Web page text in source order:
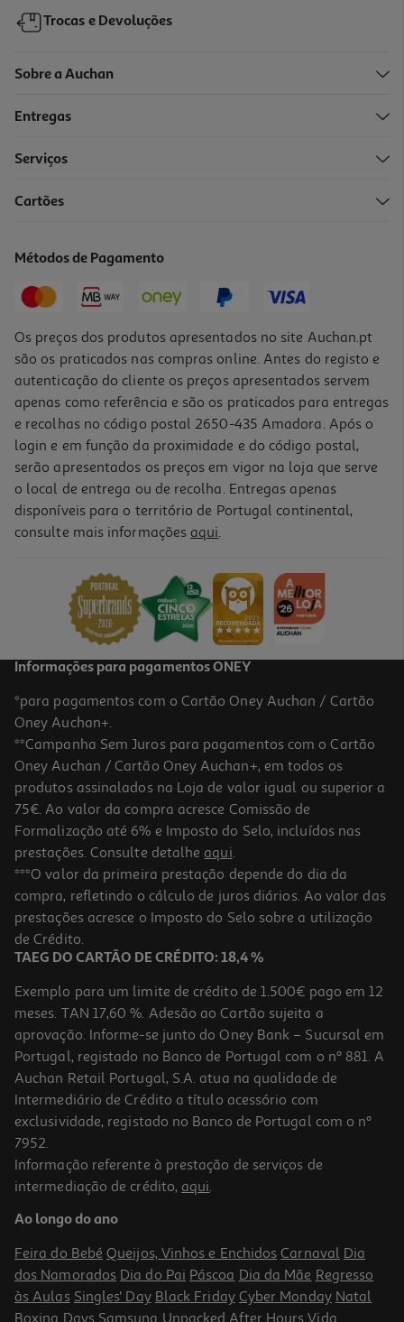
Camara Aventura Akaso Brave 4 Pro Sk 4k
139,99 €
Camara Aventura Akaso Brave 8 4k
289.99 €/un
289,99 €
Câmara Aventura Midland H5 Pro Preta 4k
142.99 €/un
142,99 €
Trocas e Devoluções
Sobre a Auchan
Entregas
Serviços
Cartões
Métodos de Pagamento
Os preços dos produtos apresentados no site Auchan.pt
são os praticados nas compras online. Antes do registo e
autenticação do cliente os preços apresentados servem
apenas como referência e são os praticados para entregas
e recolhas no código postal 2650-435 Amadora. Após o
login e em função da proximidade e do código postal,
serão apresentados os preços em vigor na loja que serve
o local de entrega ou de recolha. Entregas apenas
disponíveis para o território de Portugal continental,
consulte mais informações aqui.
Informações para pagamentos ONEY
*para pagamentos com o Cartão Oney Auchan / Cartão
Oney Auchan+.
**Campanha Sem Juros para pagamentos com o Cartão
Oney Auchan / Cartão Oney Auchan+, em todos os
produtos assinalados na Loja de valor igual ou superior a
75€. Ao valor da compra acresce Comissão de
Formalização até 6% e Imposto do Selo, incluídos nas
prestações. Consulte detalhe aqui.
***O valor da primeira prestação depende do dia da
compra, refletindo o cálculo de juros diários. Ao valor das
prestações acresce o Imposto do Selo sobre a utilização
de Crédito.
TAEG DO CARTÃO DE CRÉDITO: 18,4 %
Exemplo para um limite de crédito de 1.500€ pago em 12
meses. TAN 17,60 %. Adesão ao Cartão sujeita a
aprovação. Informe-se junto do Oney Bank – Sucursal em
Portugal, registado no Banco de Portugal com o nº 881. A
Auchan Retail Portugal, S.A. atua na qualidade de
Intermediário de Crédito a título acessório com
exclusividade, registado no Banco de Portugal com o nº
7952.
Informação referente à prestação de serviços de
intermediação de crédito, aqui.
Ao longo do ano
Feira do Bebé Queijos, Vinhos e Enchidos Carnaval Dia
dos Namorados Dia do Pai Páscoa Dia da Mãe Regresso
às Aulas Singles' Day Black Friday Cyber Monday Natal
Boxing Days Samsung Unpacked After Hours Vida